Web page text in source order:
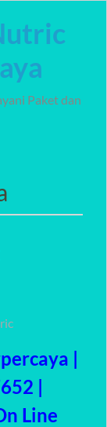
Paket dan
|
|
Line